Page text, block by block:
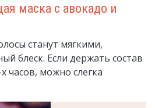
маска с авокадо и
станут мягкими,
блеск. Если держать состав
часов, можно слегка